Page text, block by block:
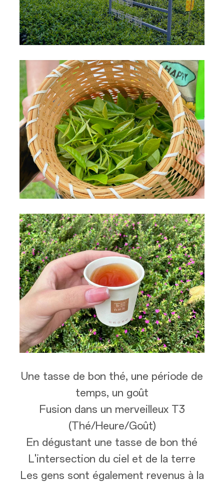
Une tasse de bon thé, une période de
temps, un goût
Fusion dans un merveilleux T3
(Thé/Heure/Goût)
En dégustant une tasse de bon thé
L'intersection du ciel et de la terre
Les gens sont également revenus à la